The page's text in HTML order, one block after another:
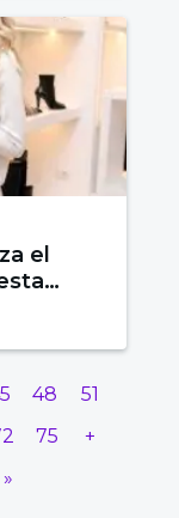
el
48
51
75
+